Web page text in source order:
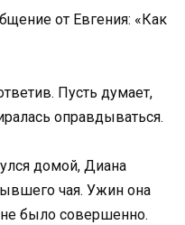
от Евгения: «Как
Пусть думает,
оправдываться.
домой, Диана
чая. Ужин она
не было совершенно.